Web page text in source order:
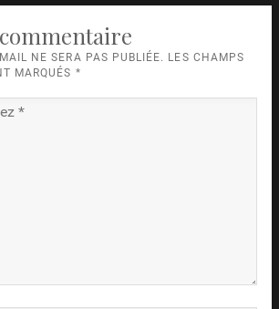
NE SERA PAS PUBLIÉE. LES CHAMPS
MARQUÉS *